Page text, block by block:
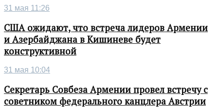
31 мая 11:26
США ожидают, что встреча лидеров Армении
и Азербайджана в Кишиневе будет
конструктивной
31 мая 10:04
Секретарь Совбеза Армении провел встречу с
советником федерального канцлера Австрии